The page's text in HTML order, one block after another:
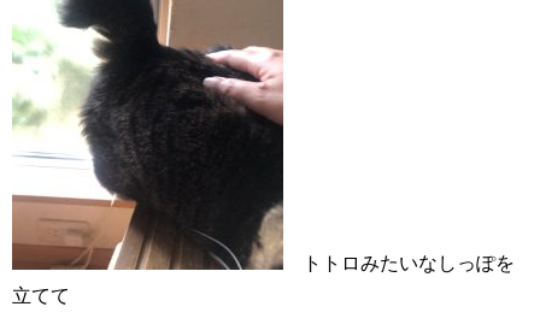
トトロみたいなしっぽを
立てて